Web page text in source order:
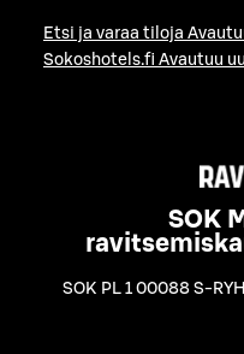
Etsi ja varaa tiloja
Sokoshotels.fi Avautuu
SOK
SOK PL 1 00088 S-